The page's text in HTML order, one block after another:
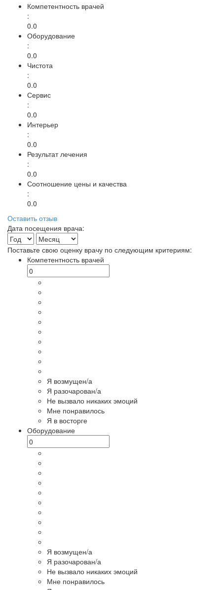
Компетентность врачей
:
0.0
Оборудование
:
0.0
Чистота
:
0.0
Сервис
:
0.0
Интерьер
:
0.0
Результат лечения
:
0.0
Соотношение цены и качества
:
0.0
Оставить отзыв
Дата посещения врача:
Поставьте свою оценку врачу по следующим критериям:
Компетентность врачей
Я возмущен/а
Я разочарован/а
Не вызвало никаких эмоций
Мне понравилось
Я в восторге
Оборудование
Я возмущен/а
Я разочарован/а
Не вызвало никаких эмоций
Мне понравилось